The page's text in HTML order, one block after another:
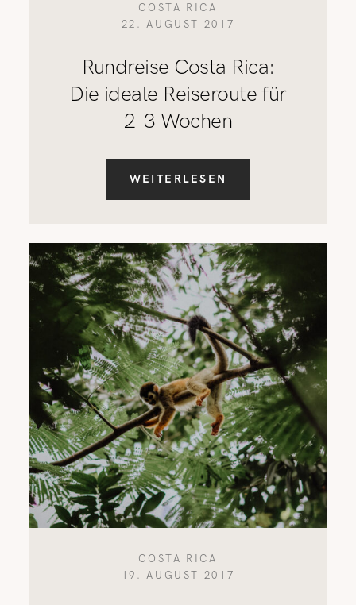
COSTA RICA
22. AUGUST 2017
Rundreise Costa Rica:
Die ideale Reiseroute für
2-3 Wochen
WEITERLESEN
COSTA RICA
19. AUGUST 2017